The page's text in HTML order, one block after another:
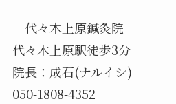
代々木上原鍼灸院
代々木上原駅徒歩3分
院長：成石(ナルイシ)
050-1808-4352